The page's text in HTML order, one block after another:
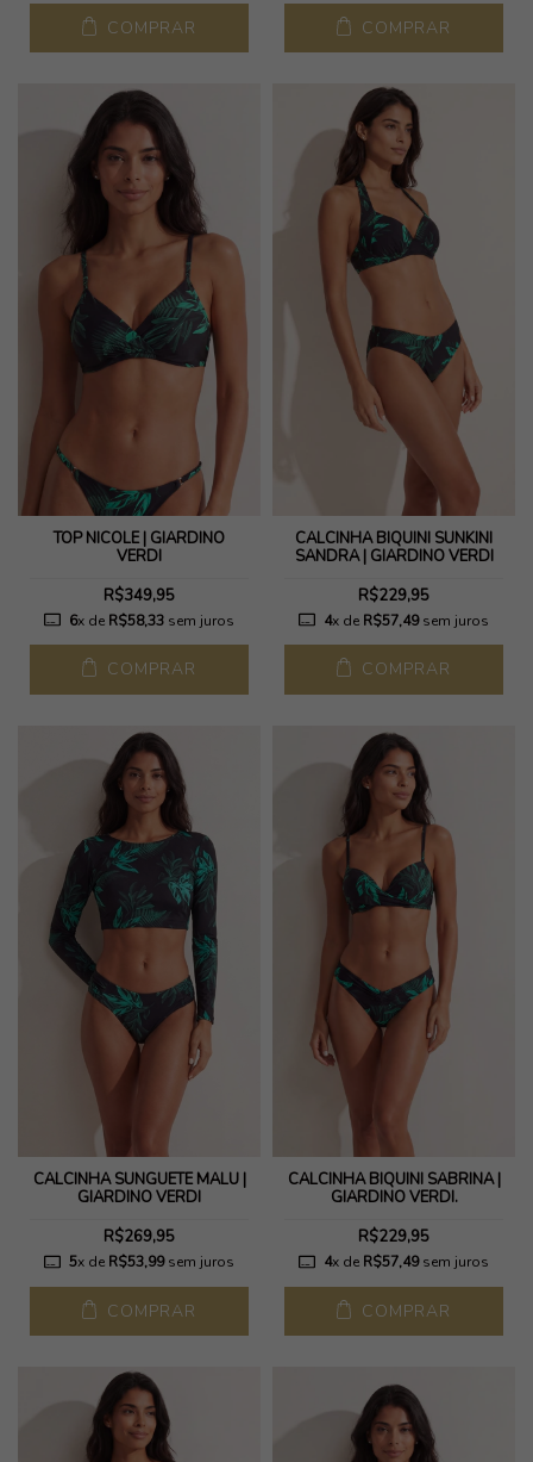
COMPRAR COMPRAR
TOP NICOLE | GIARDINO
VERDI
R$349,95
6x de R$58,33sem juros
COMPRAR
CALCINHA BIQUINI SUNKINI
SANDRA | GIARDINO VERDI
R$229,95
4x de R$57,49sem juros
COMPRAR
CALCINHA SUNGUETE MALU |
GIARDINO VERDI
R$269,95
5x de R$53,99sem juros
COMPRAR
CALCINHA BIQUINI SABRINA |
GIARDINO VERDI.
R$229,95
4x de R$57,49sem juros
COMPRAR